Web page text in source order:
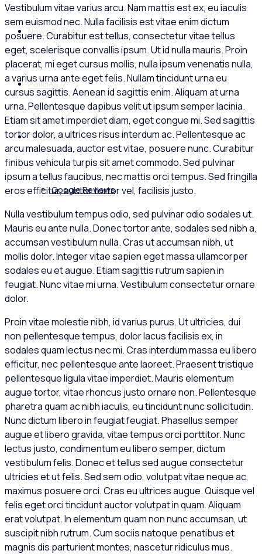
News & Videos
Policies
Feedback
Google Reviews
Vestibulum vitae varius arcu. Nam mattis est ex, eu iaculis
sem euismod nec. Nulla facilisis est vitae enim dictum
posuere. Curabitur est tellus, consectetur vitae tellus
eget, scelerisque convallis ipsum. Ut id nulla mauris. Proin
placerat, mi eget cursus mollis, nulla ipsum venenatis nulla,
a varius urna ante eget felis. Nullam tincidunt urna eu
cursus sagittis. Aenean id sagittis enim. Aliquam at urna
urna. Pellentesque dapibus velit ut ipsum semper lacinia.
Etiam sit amet imperdiet diam, eget congue mi. Sed sagittis
tortor dolor, a ultrices risus interdum ac. Pellentesque ac
arcu malesuada, auctor est vitae, posuere nunc. Curabitur
finibus vehicula turpis sit amet commodo. Sed pulvinar
ipsum a tellus faucibus, nec mattis orci tempus. Sed fringilla
eros efficitur, auctor tortor vel, facilisis justo.
Nulla vestibulum tempus odio, sed pulvinar odio sodales ut.
Mauris eu ante nulla. Donec tortor ante, sodales sed nibh a,
accumsan vestibulum nulla. Cras ut accumsan nibh, ut
mollis dolor. Integer vitae sapien eget massa ullamcorper
sodales eu et augue. Etiam sagittis rutrum sapien in
feugiat. Nunc vitae mi urna. Vestibulum consectetur ornare
dolor.
Proin vitae molestie nibh, id varius purus. Ut ultricies, dui
non pellentesque tempus, dolor lacus facilisis ex, in
sodales quam lectus nec mi. Cras interdum massa eu libero
efficitur, nec pellentesque ante laoreet. Praesent tristique
pellentesque ligula vitae imperdiet. Mauris elementum
augue tortor, vitae rhoncus justo ornare non. Pellentesque
pharetra quam ac nibh iaculis, eu tincidunt nunc sollicitudin.
Nunc dictum libero in feugiat feugiat. Phasellus semper
augue et libero gravida, vitae tempus orci porttitor. Nunc
lectus justo, condimentum eu libero semper, dictum
vestibulum felis. Donec et tellus sed augue consectetur
ultricies et ut felis. Sed sem odio, volutpat vitae neque ac,
maximus posuere orci. Cras eu ultrices augue. Quisque vel
felis eget orci tincidunt auctor volutpat in quam. Aliquam
erat volutpat. In elementum quam non nunc accumsan, ut
suscipit nibh rutrum. Cum sociis natoque penatibus et
magnis dis parturient montes, nascetur ridiculus mus.